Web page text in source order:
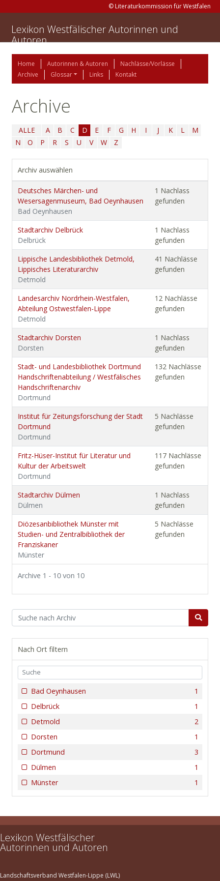
© Literaturkommission für Westfalen
Lexikon Westfälischer Autorinnen und
Autoren
Home Autorinnen & Autoren
Nachlässe/Vorlässe
Archive
Glossar Links Kontakt
Archive
ALLE A B C D E F G H I J K L
M
N
O P R S U V W Z
Archiv auswählen
Deutsches Märchen- und
Wesersagenmuseum, Bad Oeynhausen
Bad Oeynhausen
1 Nachlass
gefunden
Stadtarchiv Delbrück
Delbrück
1 Nachlass
gefunden
Lippische Landesbibliothek Detmold,
Lippisches Literaturarchiv
Detmold
41 Nachlässe
gefunden
Landesarchiv Nordrhein-Westfalen,
Abteilung Ostwestfalen-Lippe
Detmold
12 Nachlässe
gefunden
Stadtarchiv Dorsten
Dorsten
1 Nachlass
gefunden
Stadt- und Landesbibliothek Dortmund
Handschriftenabteilung / Westfälisches
Handschriftenarchiv
Dortmund
132 Nachlässe
gefunden
Institut für Zeitungsforschung der Stadt
Dortmund
Dortmund
5 Nachlässe
gefunden
Fritz-Hüser-Institut für Literatur und
Kultur der Arbeitswelt
Dortmund
117 Nachlässe
gefunden
Stadtarchiv Dülmen
Dülmen
1 Nachlass
gefunden
Diözesanbibliothek Münster mit
Studien- und Zentralbibliothek der
Franziskaner
Münster
5 Nachlässe
gefunden
Archive 1 - 10 von 10
Nach Ort filtern
1
Bad Oeynhausen
1
Delbrück
2
Detmold
1
Dorsten
3
Dortmund
1
Dülmen
1
Münster
Lexikon Westfälischer
Autorinnen und Autoren
Landschaftsverband Westfalen-Lippe (LWL)